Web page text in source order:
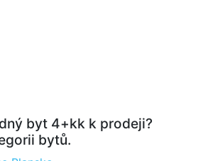
byt 4+kk k prodeji?
bytů.